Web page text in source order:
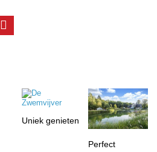
Uniek genieten
Perfect